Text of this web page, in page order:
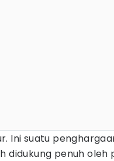
Ini suatu
didukung penuh